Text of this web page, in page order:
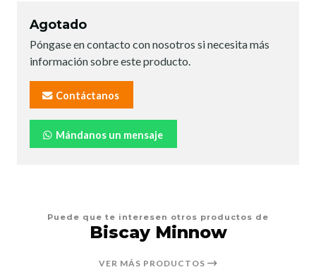
Agotado
Póngase en contacto con nosotros si necesita más
información sobre este producto.
Contáctanos
Mándanos un mensaje
Puede que te interesen otros productos de
Biscay Minnow
VER MÁS PRODUCTOS